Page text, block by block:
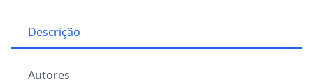
Descrição
Autores